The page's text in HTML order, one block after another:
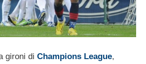
gironi di Champions League,